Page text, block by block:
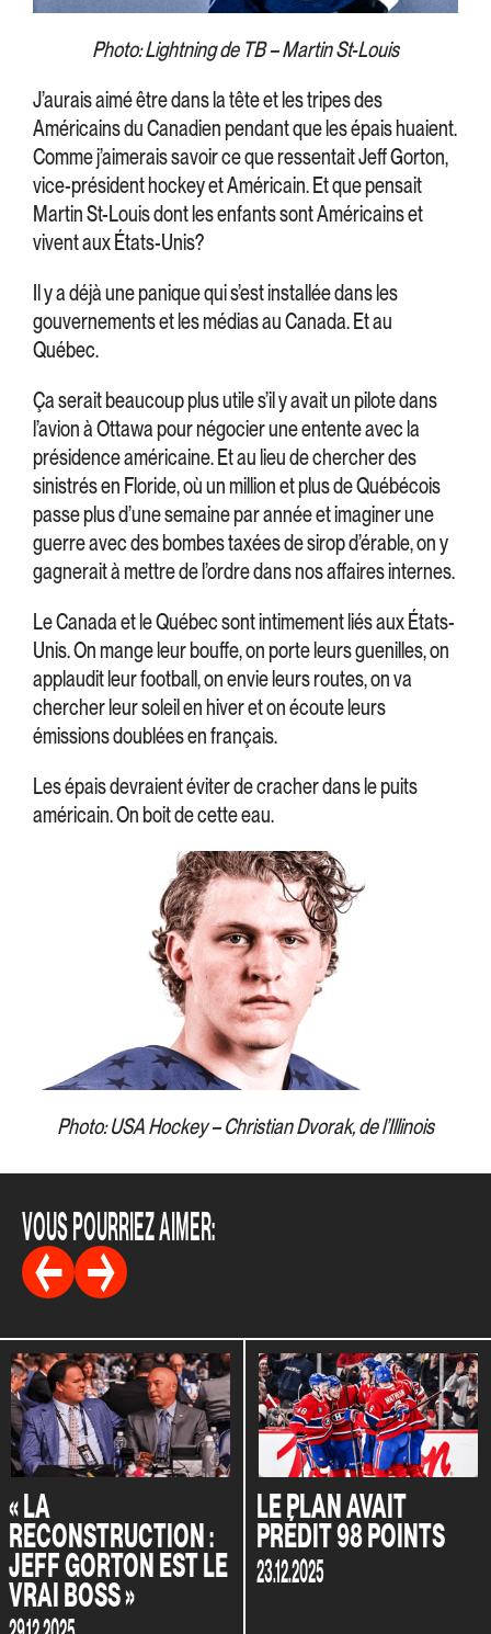
Photo: Lightning de TB – Martin St-Louis
J’aurais aimé être dans la tête et les tripes des
Américains du Canadien pendant que les épais huaient.
Comme j’aimerais savoir ce que ressentait Jeff Gorton,
vice-président hockey et Américain. Et que pensait
Martin St-Louis dont les enfants sont Américains et
vivent aux États-Unis?
Il y a déjà une panique qui s’est installée dans les
gouvernements et les médias au Canada. Et au
Québec.
Ça serait beaucoup plus utile s’il y avait un pilote dans
l’avion à Ottawa pour négocier une entente avec la
présidence américaine. Et au lieu de chercher des
sinistrés en Floride, où un million et plus de Québécois
passe plus d’une semaine par année et imaginer une
guerre avec des bombes taxées de sirop d’érable, on y
gagnerait à mettre de l’ordre dans nos affaires internes.
Le Canada et le Québec sont intimement liés aux États-
Unis. On mange leur bouffe, on porte leurs guenilles, on
applaudit leur football, on envie leurs routes, on va
chercher leur soleil en hiver et on écoute leurs
émissions doublées en français.
Les épais devraient éviter de cracher dans le puits
américain. On boit de cette eau.
Photo: USA Hockey – Christian Dvorak, de l’Illinois
VOUS POURRIEZ AIMER:
« LA
RECONSTRUCTION :
JEFF GORTON EST LE
VRAI BOSS »
LE PLAN AVAIT
PRÉDIT 98 POINTS
23.12.2025